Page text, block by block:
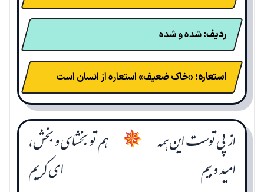
ردیف:شده و شده
استعاره: «خاک ضعیف» استعاره از انسان است
از پی توست این همه
امید و بیم
✵ هم تو بخشای و بخش،
ای کریم